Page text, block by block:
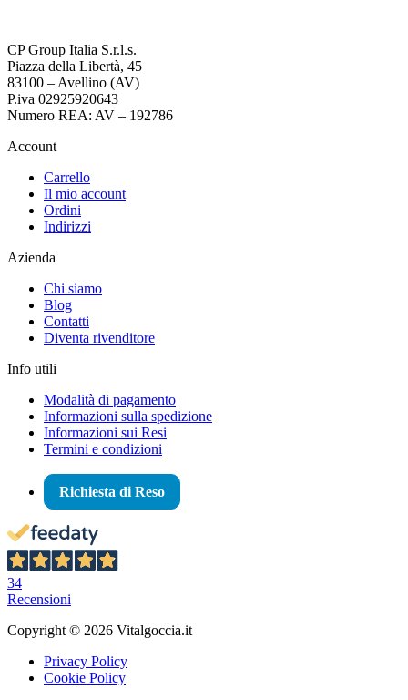
CP Group Italia S.r.l.s.
Piazza della Libertà, 45
83100 – Avellino (AV)
P.iva 02925920643
Numero REA: AV – 192786
Account
Carrello
Il mio account
Ordini
Indirizzi
Azienda
Chi siamo
Blog
Contatti
Diventa rivenditore
Info utili
Modalità di pagamento
Informazioni sulla spedizione
Informazioni sui Resi
Termini e condizioni
Richiesta di Reso
34
Recensioni
Copyright © 2026 Vitalgoccia.it
Privacy Policy
Cookie Policy